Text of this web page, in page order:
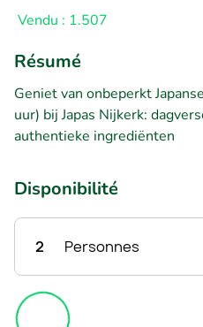
Vendu : 1.507
Résumé
Geniet van onbeperkt
uur) bij Japas Nijkerk:
authentieke ingrediënten
Disponibilité
2 Personnes